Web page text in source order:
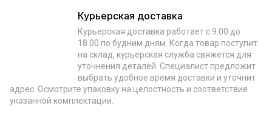
Курьерская доставка
Курьерская доставка работает с 9.00 до
18.00 по будним дням. Когда товар поступит
на склад, курьерская служба свяжется для
уточнения деталей. Специалист предложит
выбрать удобное время доставки и уточнит
адрес. Осмотрите упаковку на целостность и соответствие
указанной комплектации.